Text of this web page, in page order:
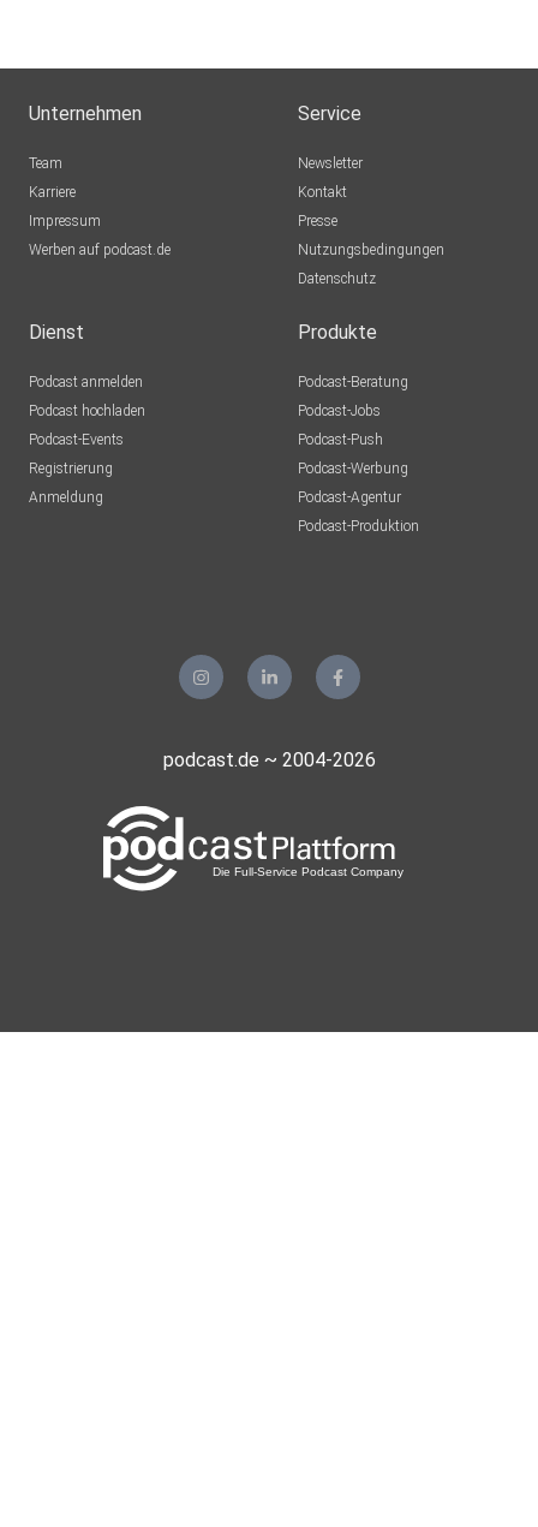
Unternehmen
Team
Karriere
Impressum
Werben auf podcast.de
Service
Newsletter
Kontakt
Presse
Nutzungsbedingungen
Datenschutz
Dienst
Podcast anmelden
Podcast hochladen
Podcast-Events
Registrierung
Anmeldung
Produkte
Podcast-Beratung
Podcast-Jobs
Podcast-Push
Podcast-Werbung
Podcast-Agentur
Podcast-Produktion
podcast.de ~ 2004-2026